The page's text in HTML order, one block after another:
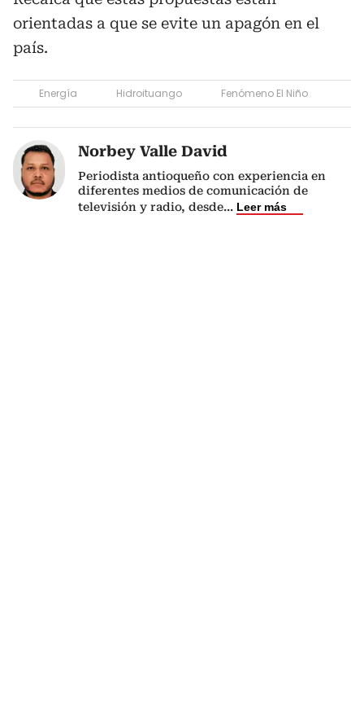
orientadas a que se evite un apagón en el
país.
Energía Hidroituango Fenómeno El Niño
Norbey Valle David
Periodista antioqueño con experiencia en
diferentes medios de comunicación de
televisión y radio, desde... Leer más